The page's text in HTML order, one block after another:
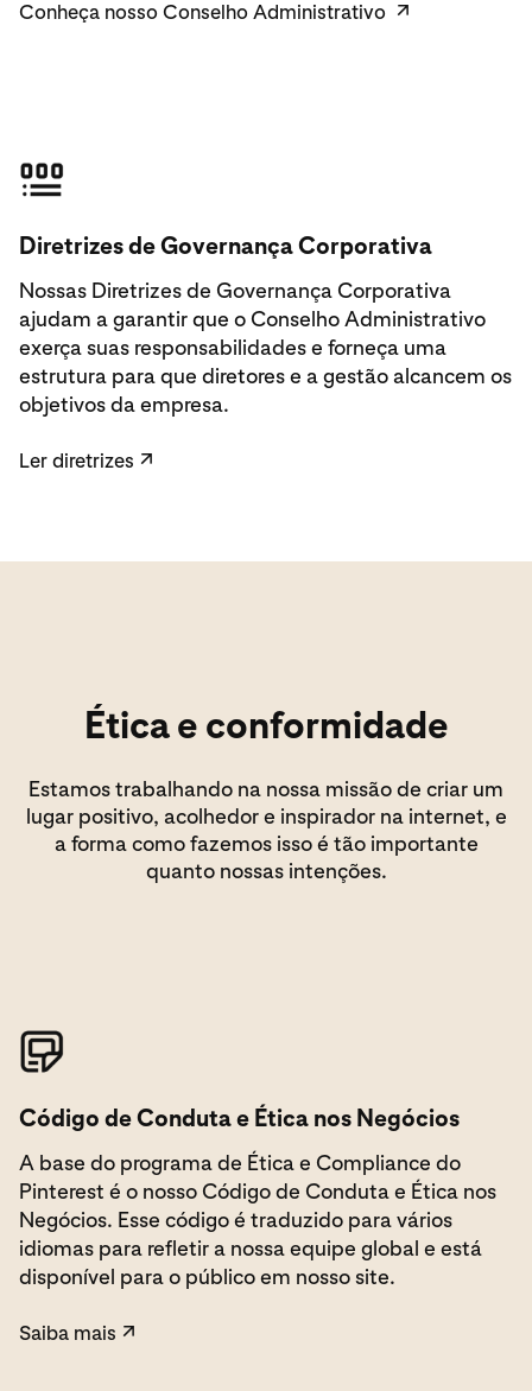
Conheça nosso Conselho Administrativo ↗
Diretrizes de Governança Corporativa
Nossas Diretrizes de Governança Corporativa
ajudam a garantir que o Conselho Administrativo
exerça suas responsabilidades e forneça uma
estrutura para que diretores e a gestão alcancem os
objetivos da empresa.
Ler diretrizes ↗
Ética e conformidade
Estamos trabalhando na nossa missão de criar um
lugar positivo, acolhedor e inspirador na internet, e
a forma como fazemos isso é tão importante
quanto nossas intenções.
Código de Conduta e Ética nos Negócios
A base do programa de Ética e Compliance do
Pinterest é o nosso Código de Conduta e Ética nos
Negócios. Esse código é traduzido para vários
idiomas para refletir a nossa equipe global e está
disponível para o público em nosso site.
Saiba mais ↗